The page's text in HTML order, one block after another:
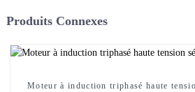
Produits Connexes
Moteur à induction triphasé haute